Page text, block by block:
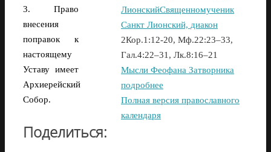
3. Право
внесения
поправок к
настоящему
Уставу имеет
Архиерейский
Собор.
Поделиться:
ЛионскийСвященномученик
Санкт Лионский, диакон
2Кор.1:12-20, Мф.22:23–33,
Гал.4:22–31, Лк.8:16–21
Мысли Феофана Затворника
подробнее
Полная версия православного
календаря